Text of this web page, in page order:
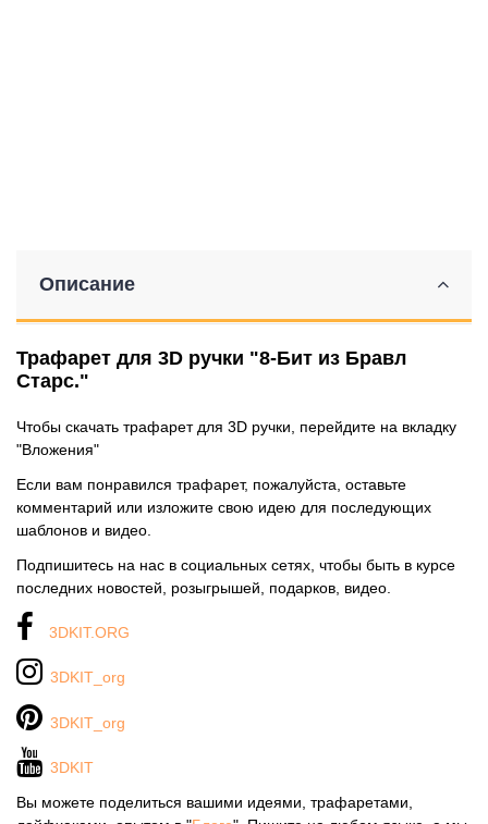
Описание
Трафарет для 3D ручки "8-Бит из Бравл
Старс."
Чтобы скачать трафарет для 3D ручки, перейдите на вкладку
"Вложения"
Если вам понравился трафарет, пожалуйста, оставьте
комментарий или изложите свою идею для последующих
шаблонов и видео.
Подпишитесь на нас в социальных сетях, чтобы быть в курсе
последних новостей, розыгрышей, подарков, видео.
3DKIT.ORG
3DKIT_org
3DKIT_org
3DKIT
Вы можете поделиться вашими идеями, трафаретами,